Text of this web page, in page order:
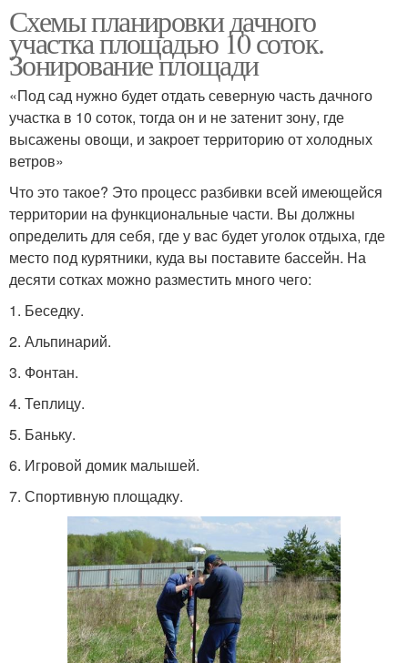
Схемы планировки дачного
участка площадью 10 соток.
Зонирование площади
«Под сад нужно будет отдать северную часть дачного
участка в 10 соток, тогда он и не затенит зону, где
высажены овощи, и закроет территорию от холодных
ветров»
Что это такое? Это процесс разбивки всей имеющейся
территории на функциональные части. Вы должны
определить для себя, где у вас будет уголок отдыха, где
место под курятники, куда вы поставите бассейн. На
десяти сотках можно разместить много чего:
1. Беседку.
2. Альпинарий.
3. Фонтан.
4. Теплицу.
5. Баньку.
6. Игровой домик малышей.
7. Спортивную площадку.